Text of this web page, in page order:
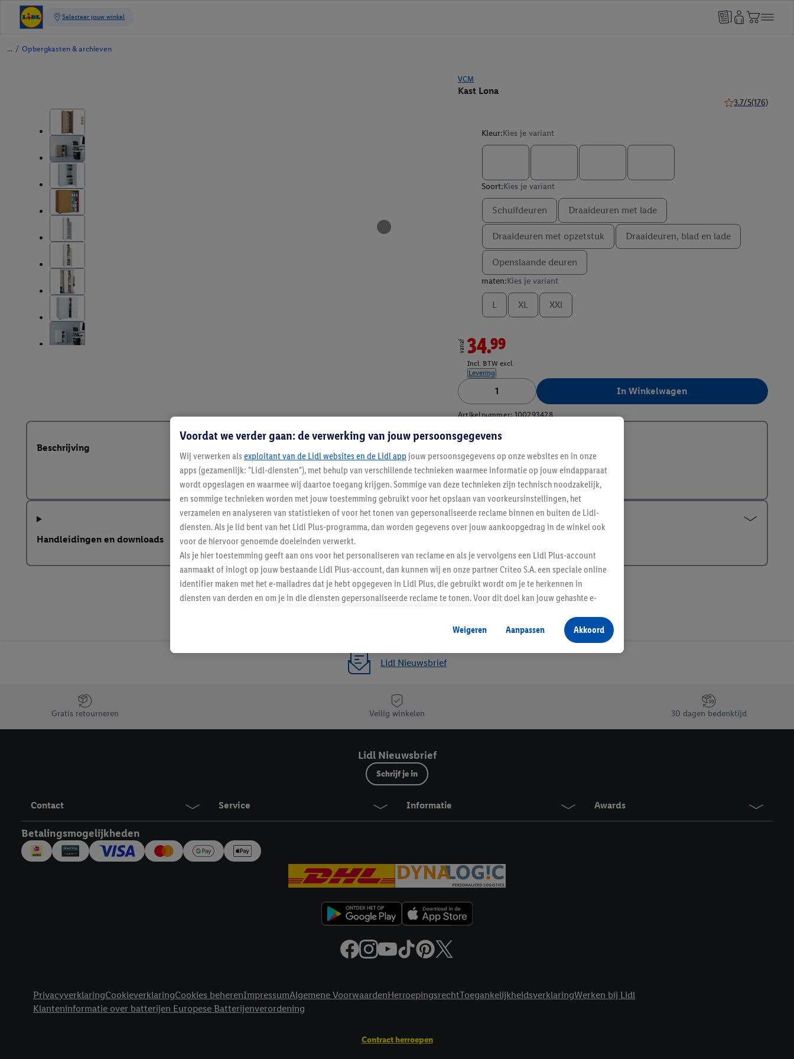
/ Opbergkasten & archieven
VCM
Kast Lona
3.7/5(176)
Kleur:Kies je variant
Soort:Kies je variant
Schuifdeuren Draaideuren met lade
Draaideuren met opzetstuk Draaideuren, blad en lade
Openslaande deuren
maten:Kies je variant
L XL XXl
vanaf 34.99
Incl. BTW excl.
Levering
In Winkelwagen
Artikelnummer: 100293428
Beschrijving
Handleidingen en downloads
Lidl Nieuwsbrief
Jouw voordelen bij ons als Lidl webshop klant
Gratis retourneren Veilig winkelen 30 dagen bedenktijd
Lidl Nieuwsbrief
Schrijf je in
Contact Service Informatie Awards
Betalingsmogelijkheden
PrivacyverklaringCookieverklaringCookies beherenImpressumAlgemene VoorwaardenHerroepingsrechtToegankelijkheidsverklaringWerken bij Lidl
Klanteninformatie over batterijen Europese Batterijenverordening
Contract herroepen
Voordat we verder gaan: de verwerking van jouw persoonsgegevens
Wij verwerken als exploitant van de Lidl websites en de Lidl app jouw persoonsgegevens op onze websites en in onze
apps (gezamenlijk: "Lidl-diensten"), met behulp van verschillende technieken waarmee informatie op jouw eindapparaat
wordt opgeslagen en waarmee wij daartoe toegang krijgen. Sommige van deze technieken zijn technisch noodzakelijk,
en sommige technieken worden met jouw toestemming gebruikt voor het opslaan van voorkeursinstellingen, het
verzamelen en analyseren van statistieken of voor het tonen van gepersonaliseerde reclame binnen en buiten de Lidl-
diensten. Als je lid bent van het Lidl Plus-programma, dan worden gegevens over jouw aankoopgedrag in de winkel ook
voor de hiervoor genoemde doeleinden verwerkt.
Als je hier toestemming geeft aan ons voor het personaliseren van reclame en als je vervolgens een Lidl Plus-account
aanmaakt of inlogt op jouw bestaande Lidl Plus-account, dan kunnen wij en onze partner Criteo S.A. een speciale online
identifier maken met het e-mailadres dat je hebt opgegeven in Lidl Plus, die gebruikt wordt om je te herkennen in
diensten van derden en om je in die diensten gepersonaliseerde reclame te tonen. Voor dit doel kan jouw gehashte e-
Als je hiervoor toestemming geeft, dan kunnen retargeting advertenties worden weergegeven voor producten waarin je
eerder interesse hebt getoond (bijvoorbeeld door het product in een winkelmandje van een online winkel te plaatsen
maar het niet te kopen). De retargeting advertenties kunnen op verschillende eindapparaten en binnen verschillende
mailadres en met eventuele andere identifiers of met identifiers waarover Criteo S.A. beschikt, aan jou kunnen worden
Door te klikken op "Weigeren", kies je voor de optie dat er enkel technisch noodzakelijke cookies en vergelijkbare
Door op "Akkoord" te klikken, stem je in met alle verwerkingen voor alle bovengenoemde doeleinden. Meer informatie,
trekken, vind je in onze
Je vindt de impressum voor de Lidl website hier.
voor meer informatie
over de cookies die wij inzetten.
Weigeren Aanpassen Akkoord